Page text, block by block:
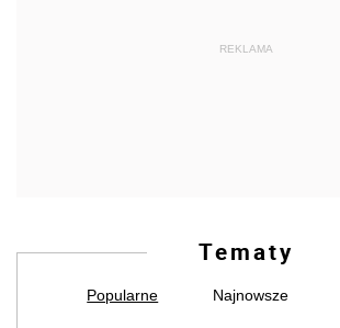
REKLAMA
Tematy
Popularne Najnowsze